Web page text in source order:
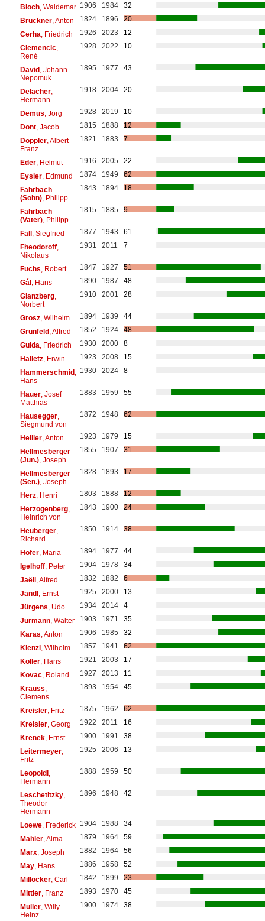
Bloch, Waldemar 1906 1984
32
Bruckner, Anton 1824 1896
20
Cerha , Friedrich 1926 2023
12
Clemencic,
René
1928 2022 10
David, Johann
Nepomuk
1895 1977 43
Delacher,
Hermann
1918 2004 20
Demus , Jörg 1928 2019
10
Dont, Jacob 1815 1888
12
Doppler, Albert
Franz
1821 1883 7
Eder, Helmut 1916 2005
22
Eysler, Edmund 1874 1949
62
Fahrbach
(Sohn), Philipp
1843 1894 18
Fahrbach
(Vater), Philipp
1815 1885 9
Fall, Siegfried 1877 1943
61
Fheodoroff,
Nikolaus
1931 2011 7
Fuchs , Robert 1847 1927
51
Gál, Hans 1890 1987
48
Glanzberg,
Norbert
1910 2001 28
Grosz, Wilhelm 1894 1939
44
Grünfeld, Alfred 1852 1924
48
Gulda , Friedrich 1930 2000
8
Halletz, Erwin 1923 2008
15
Hammerschmid,
Hans
1930 2024 8
Hauer, Josef
Matthias
1883 1959 55
Hausegger,
Siegmund von
1872 1948 62
Heiller, Anton 1923 1979
15
Hellmesberger
(Jun.), Joseph
1855 1907 31
Hellmesberger
(Sen.), Joseph
1828 1893 17
Herz, Henri 1803 1888
12
Herzogenberg,
Heinrich von
1843 1900 24
Heuberger,
Richard
1850 1914 38
Hofer, Maria 1894 1977
44
Igelhoff, Peter 1904 1978
34
Jaëll, Alfred 1832 1882
6
Jandl, Ernst 1925 2000
13
Jürgens , Udo 1934 2014
4
Jurmann, Walter 1903 1971
35
Karas , Anton 1906 1985
32
Kienzl, Wilhelm 1857 1941
62
Koller, Hans 1921 2003
17
Kovac, Roland 1927 2013
11
Krauss
Clemens
1893 1954 45
Kreisler, Fritz 1875 1962
62
Kreisler, Georg 1922 2011
16
Krenek, Ernst 1900 1991
38
Leitermeyer,
Fritz
1925 2006 13
Leopoldi,
Hermann
1888 1959 50
Leschetitzky,
Theodor
Hermann
1896 1948 42
Loewe, Frederick 1904 1988
34
Mahler, Alma 1879 1964
59
Marx, Joseph 1882 1964
56
May, Hans 1886 1958
52
Millöcker, Carl 1842 1899
23
Mittler, Franz 1893 1970
45
Müller, Willy
Heinz
1900 1974 38